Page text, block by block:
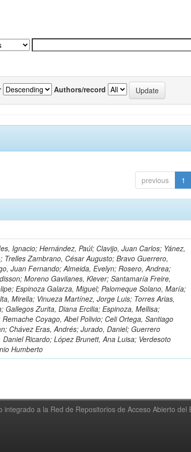
Authors/record
previous 1
Ignacio; Hernández, Paúl; Clavijo, Juan Carlos; Yánez,
Zambrano, César Augusto; Bravo Guerrero,
Juan Fernando; Almeida, Evelyn; Rosero, Andrea;
Moreno Gavilanes, Klever; Santamaría Freire,
Espinoza Galarza, Miguel; Palomeque Solano, María;
Mirella; Vinueza Martínez, Jorge Luis; Torres Arias,
Gallegos Zurita, Diana Ercilia; Espinoza, Mellisa;
Coyago, Abel Polivio; Celi Ortega, Santiago
Chávez Eras, Andrés; Jurado, Daniel; Guerrero
Ricardo; López Brunett, Ana Luisa; Verdesoto
Humberto
integrado a la Red de Repositorios de Acceso Abierto del